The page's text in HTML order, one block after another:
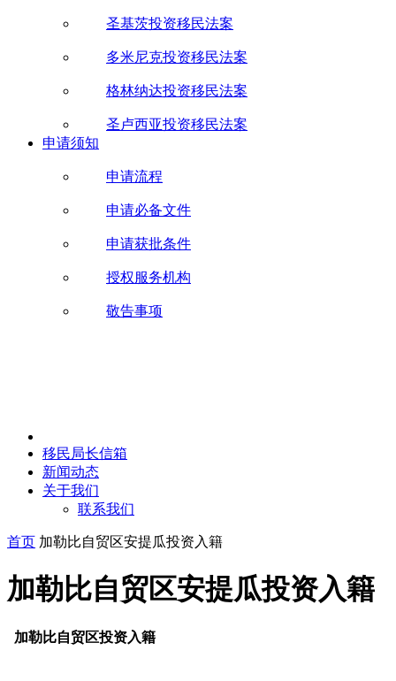
圣基茨投资移民法案
多米尼克投资移民法案
格林纳达投资移民法案
圣卢西亚投资移民法案
申请须知
申请流程
申请必备文件
申请获批条件
授权服务机构
敬告事项
移民局长信箱
新闻动态
关于我们
联系我们
首页 加勒比自贸区安提瓜投资入籍
加勒比自贸区安提瓜投资入籍
加勒比自贸区投资入籍